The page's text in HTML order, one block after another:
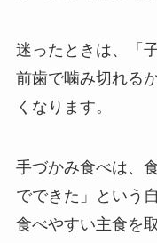
迷ったときは、「
前歯で噛み切れる
くなります。
手づかみ食べは、
でできた」という
食べやすい主食を